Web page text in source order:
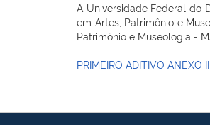
A Universidade Federal do
em Artes, Patrimônio e
Patrimônio e Museologia -
PRIMEIRO ADITIVO ANEXO